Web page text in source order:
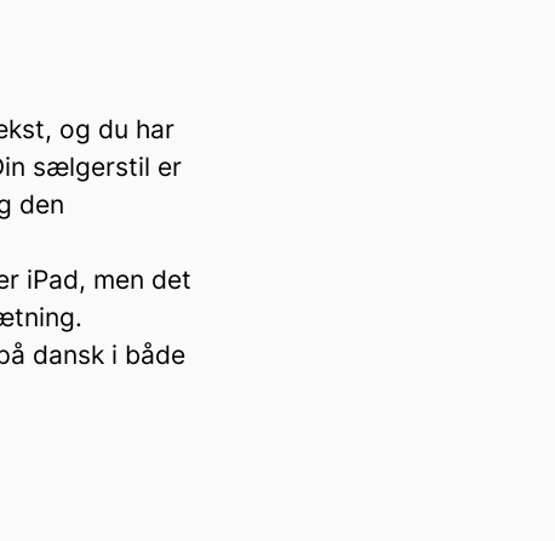
og du har
sælgerstil er
den
iPad, men det
dansk i både